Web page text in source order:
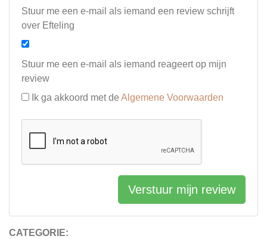
CATEGORIE:
Stuur me een e-mail als iemand een review schrijft
over Efteling
Stuur me een e-mail als iemand reageert op mijn
review
Ik ga akkoord met de Algemene Voorwaarden
Verstuur mijn review